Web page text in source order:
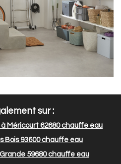
sur :
Méricourt 62680chauffe eau
Bois 93600chauffe eau
59680chauffe eau